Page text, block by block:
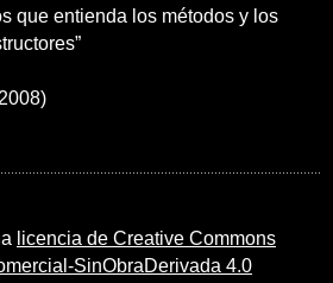
que entienda los métodos y los
licencia de Creative Commons
SinObraDerivada 4.0